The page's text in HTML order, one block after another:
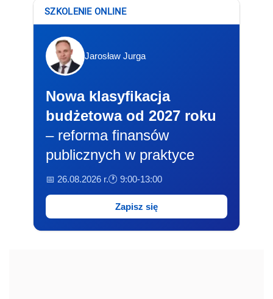
SZKOLENIE ONLINE
Jarosław Jurga
Nowa klasyfikacja
budżetowa od 2027 roku
– reforma finansów
publicznych w praktyce
📅 26.08.2026 r.🕐 9:00-13:00
Zapisz się